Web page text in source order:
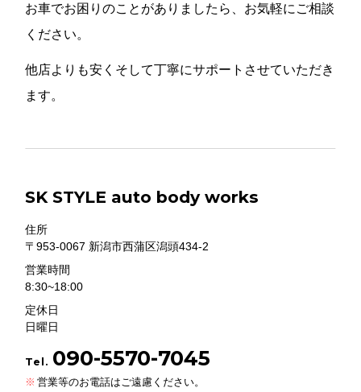
お車でお困りのことがありましたら、お気軽にご相談
ください。
他店よりも安くそして丁寧にサポートさせていただき
ます。
SK STYLE auto body works
住所
〒953-0067 新潟市西蒲区潟頭434-2
営業時間
8:30~18:00
定休日
日曜日
Tel. 090-5570-7045
営業等のお電話はご遠慮ください。